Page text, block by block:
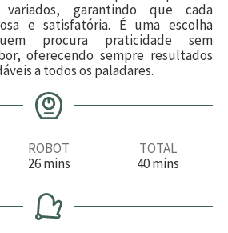
variados, garantindo que cada
e satisfatória. É uma escolha
procura praticidade sem
oferecendo sempre resultados
a todos os paladares.
ROBOT
26m
n
u
t
mins
TOTAL
40m
u
mins